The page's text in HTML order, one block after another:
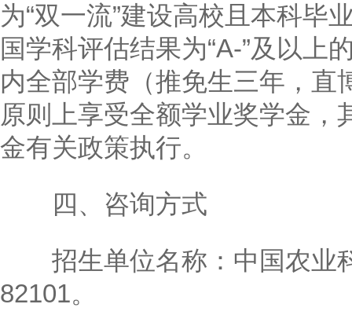
为“双一流”建设高校且本科毕
国学科评估结果为“A-”及以上
内全部学费（推免生三年，直
原则上享受全额学业奖学金
金有关政策执行。
四、咨询方式
招生单位名称：中国农业
82101。